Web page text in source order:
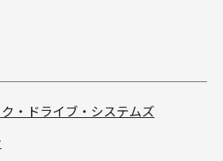
・ドライブ・システムズ